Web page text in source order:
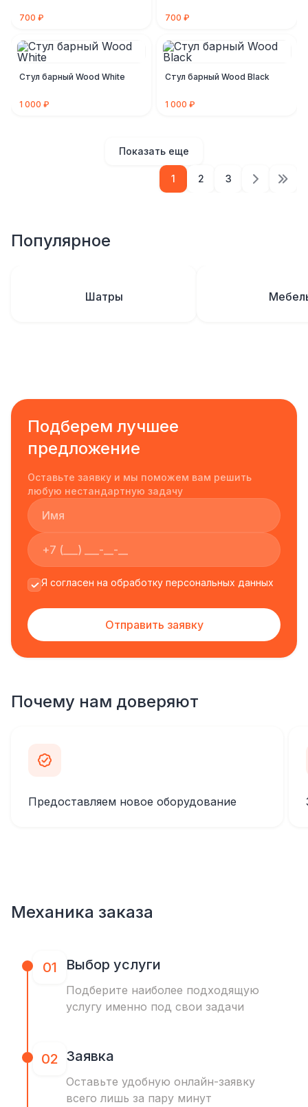
700 ₽ 700 ₽
Стул барный Wood White
1 000 ₽
Стул барный Wood Black
1 000 ₽
Показать еще
1 2 3
Популярное
Шатры
Подберем лучшее
предложение
Оставьте заявку и мы поможем вам решить
любую нестандартную задачу
Я согласен на обработку персональных данных
Отправить заявку
Почему нам доверяют
Предоставляем новое оборудование
Механика заказа
01 Выбор услуги
Подберите наиболее подходящую
услугу именно под свои задачи
02 Заявка
Оставьте удобную онлайн-заявку
всего лишь за пару минут